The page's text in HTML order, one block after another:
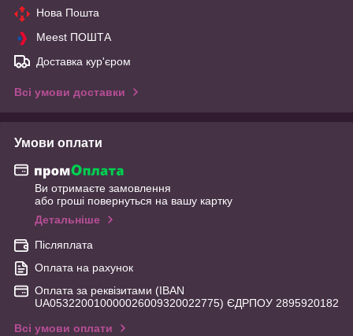
Нова Пошта
Meest ПОШТА
Доставка кур'єром
Всі умови доставки
Умови оплати
Ви отримаєте замовлення
або гроші повернуться на вашу картку
Детальніше
Післяплата
Оплата на рахунок
Оплата за реквізитами (IBAN
UA053220010000026009320022775) ЄДРПОУ 2895920182
Всі умови оплати